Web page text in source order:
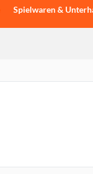
Spielwaren &